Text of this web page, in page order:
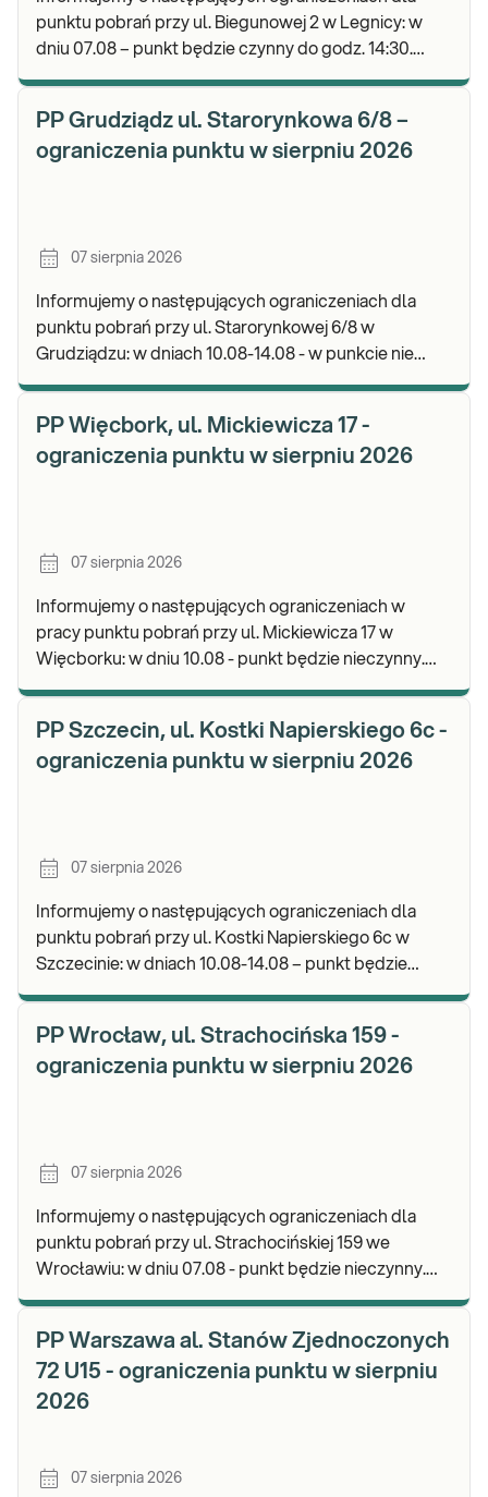
punktu pobrań przy ul. Biegunowej 2 w Legnicy: w
dniu 07.08 – punkt będzie czynny do godz. 14:30.
PP Grudziądz ul. Starorynkowa 6/8 –
ograniczenia punktu w sierpniu 2026
07 sierpnia 2026
Informujemy o następujących ograniczeniach dla
punktu pobrań przy ul. Starorynkowej 6/8 w
Grudziądzu: w dniach 10.08-14.08 - w punkcie nie
PP Więcbork, ul. Mickiewicza 17 -
ograniczenia punktu w sierpniu 2026
07 sierpnia 2026
Informujemy o następujących ograniczeniach w
pracy punktu pobrań przy ul. Mickiewicza 17 w
Więcborku: w dniu 10.08 - punkt będzie nieczynny.
PP Szczecin, ul. Kostki Napierskiego 6c -
ograniczenia punktu w sierpniu 2026
07 sierpnia 2026
Informujemy o następujących ograniczeniach dla
punktu pobrań przy ul. Kostki Napierskiego 6c w
Szczecinie: w dniach 10.08-14.08 – punkt będzie
PP Wrocław, ul. Strachocińska 159 -
ograniczenia punktu w sierpniu 2026
07 sierpnia 2026
Informujemy o następujących ograniczeniach dla
punktu pobrań przy ul. Strachocińskiej 159 we
Wrocławiu: w dniu 07.08 - punkt będzie nieczynny.
PP Warszawa al. Stanów Zjednoczonych
72 U15 - ograniczenia punktu w sierpniu
2026
07 sierpnia 2026